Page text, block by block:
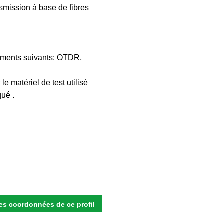
à base de fibres
suivants: OTDR,
matériel de test utilisé
.
coordonnées de ce profil